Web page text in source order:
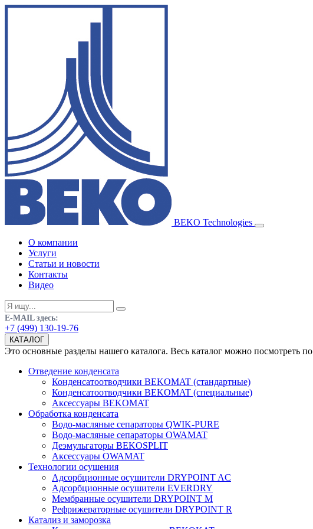
BEKO Technologies
О компании
Услуги
Статьи и новости
Контакты
Видео
E-MAIL здесь:
+7 (499) 130-19-76
КАТАЛОГ
Это основные разделы нашего каталога. Весь каталог можно посмотреть по
Отведение конденсата
Конденсатоотводчики BEKOMAT (стандартные)
Конденсатоотводчики BEKOMAT (специальные)
Аксессуары BEKOMAT
Обработка конденсата
Водо-масляные сепараторы QWIK-PURE
Водо-масляные сепараторы OWAMAT
Деэмульгаторы BEKOSPLIT
Аксессуары OWAMAT
Технологии осушения
Адсорбционные осушители DRYPOINT AC
Адсорбционные осушители EVERDRY
Мембранные осушители DRYPOINT M
Рефрижераторные осушители DRYPOINT R
Катализ и заморозка